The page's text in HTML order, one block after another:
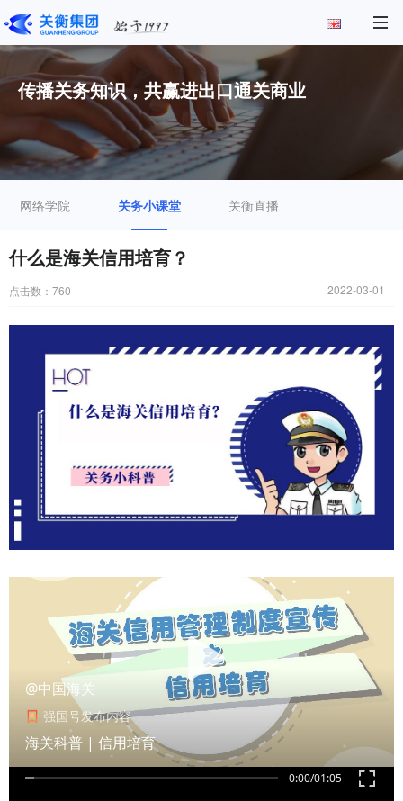
传播关务知识，共赢进出口通关商业
网络学院 关务小课堂 关衡直播
什么是海关信用培育？
2022-03-01
点击数： 760